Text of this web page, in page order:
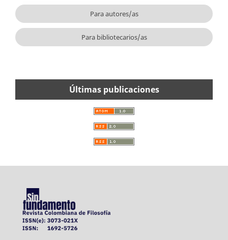
Para autores/as
Para bibliotecarios/as
Últimas publicaciones